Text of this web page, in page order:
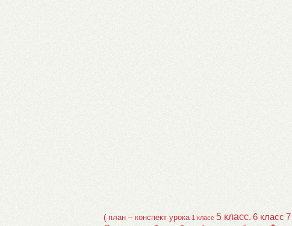
( план – конспект урока 1 класс 5 класс. 6 класс